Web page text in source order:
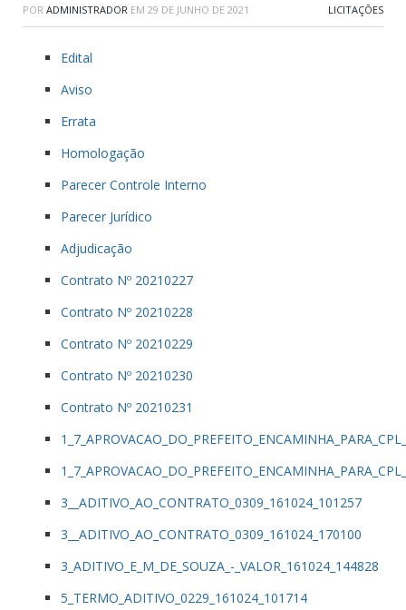
POR ADMINISTRADOR EM 29 DE JUNHO DE 2021 LICITAÇÕES
Edital
Aviso
Errata
Homologação
Parecer Controle Interno
Parecer Jurídico
Adjudicação
Contrato Nº 20210227
Contrato Nº 20210228
Contrato Nº 20210229
Contrato Nº 20210230
Contrato Nº 20210231
3__ADITIVO_AO_CONTRATO_0309_161024_101257
3__ADITIVO_AO_CONTRATO_0309_161024_170100
3_ADITIVO_E_M_DE_SOUZA_-_VALOR_161024_144828
5_TERMO_ADITIVO_0229_161024_101714